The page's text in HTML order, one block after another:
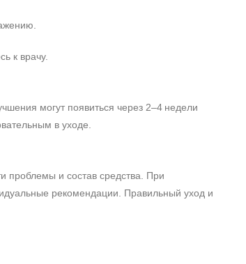
к врачу.
могут появиться через 2–4 недели
в уходе.
проблемы и состав средства. При
рекомендации. Правильный уход и